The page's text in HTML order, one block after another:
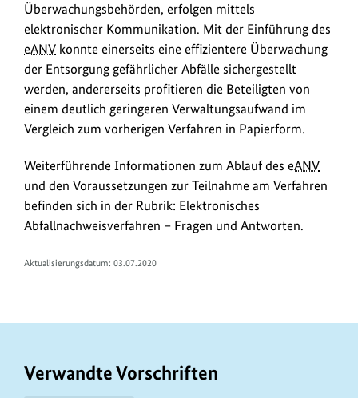
Überwachungsbehörden, erfolgen mittels
elektronischer Kommunikation. Mit der Einführung des
eANV konnte einerseits eine effizientere Überwachung
der Entsorgung gefährlicher Abfälle sichergestellt
werden, andererseits profitieren die Beteiligten von
einem deutlich geringeren Verwaltungsaufwand im
Vergleich zum vorherigen Verfahren in Papierform.
Weiterführende Informationen zum Ablauf des eANV
und den Voraussetzungen zur Teilnahme am Verfahren
befinden sich in der Rubrik: Elektronisches
Abfallnachweisverfahren – Fragen und Antworten.
Aktualisierungsdatum: 03.07.2020
Verwandte Vorschriften